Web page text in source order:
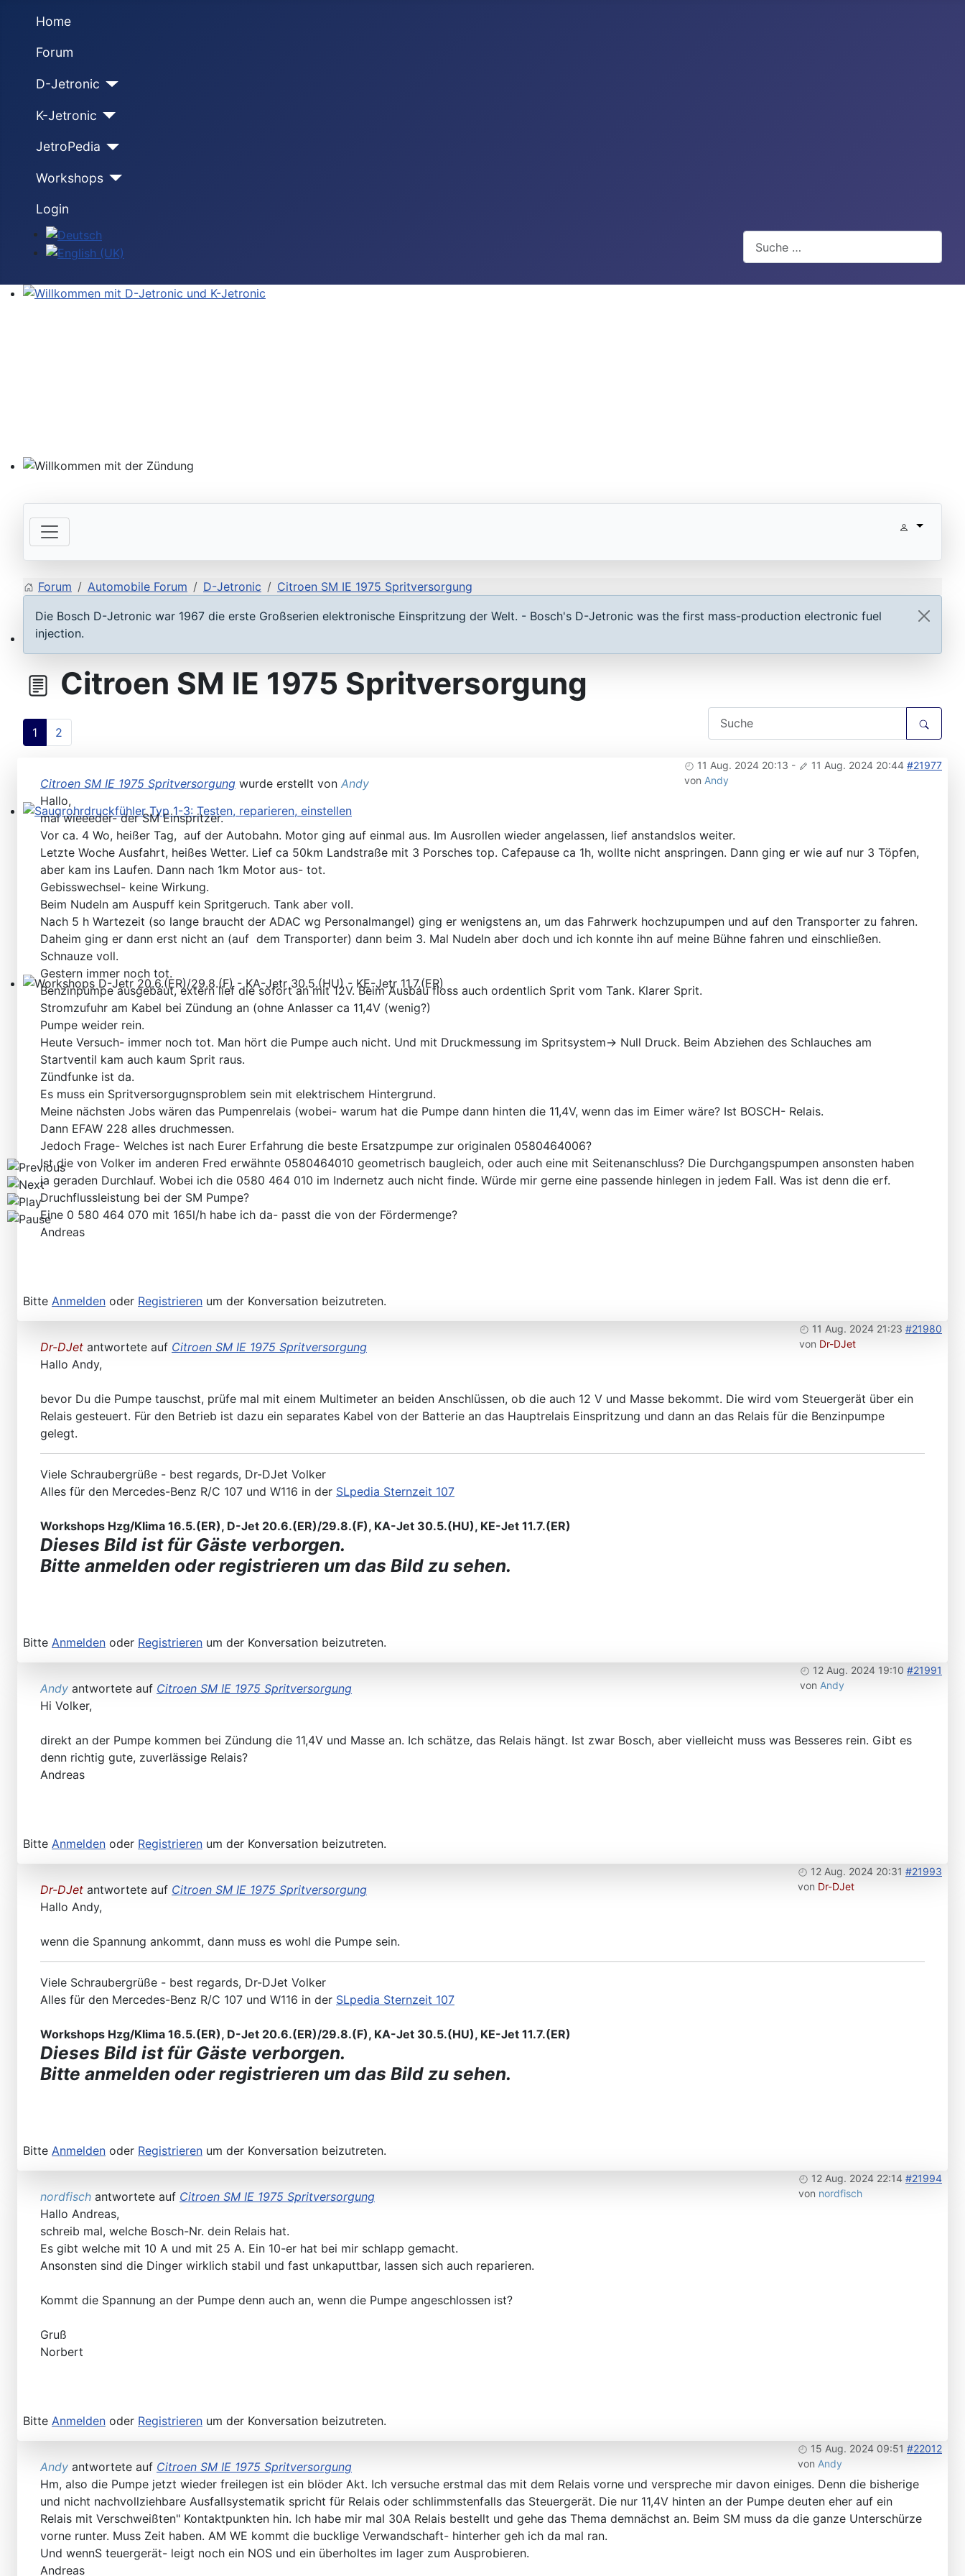
Home
Forum
D-Jetronic
K-Jetronic
JetroPedia
Workshops
Login
Sprache auswählen
Steuergeräte D-Jetronic & KE-Jetronic: Prüfen und Abgleichen
Saugrohrdruckfühler Typ 1-3: Testen, reparieren, einstellen
Workshops D-Jetr 20.6.(ER)/29.8.(F) - KA-Jetr 30.5.(HU) - KE-Jetr 11.7.(ER)
Forum Automobile Forum D-Jetronic Citroen SM IE 1975 Spritversorgung
Die Bosch D-Jetronic war 1967 die erste Großserien elektronische Einspritzung der Welt. - Bosch's D-Jetronic was the first mass-production electronic fuel
injection.
Citroen SM IE 1975 Spritversorgung
1 2
11 Aug. 2024 20:13 - 11 Aug. 2024 20:44 #21977
von Andy
Citroen SM IE 1975 Spritversorgung wurde erstellt von Andy
Hallo,
mal wieeeder- der SM Einspritzer.
Vor ca. 4 Wo, heißer Tag, auf der Autobahn. Motor ging auf einmal aus. Im Ausrollen wieder angelassen, lief anstandslos weiter.
Letzte Woche Ausfahrt, heißes Wetter. Lief ca 50km Landstraße mit 3 Porsches top. Cafepause ca 1h, wollte nicht anspringen. Dann ging er wie auf nur 3 Töpfen,
aber kam ins Laufen. Dann nach 1km Motor aus- tot.
Gebisswechsel- keine Wirkung.
Beim Nudeln am Auspuff kein Spritgeruch. Tank aber voll.
Nach 5 h Wartezeit (so lange braucht der ADAC wg Personalmangel) ging er wenigstens an, um das Fahrwerk hochzupumpen und auf den Transporter zu fahren.
Daheim ging er dann erst nicht an (auf dem Transporter) dann beim 3. Mal Nudeln aber doch und ich konnte ihn auf meine Bühne fahren und einschließen.
Schnauze voll.
Gestern immer noch tot.
Benzinpumpe ausgebaut, extern lief die sofort an mit 12V. Beim Ausbau floss auch ordentlich Sprit vom Tank. Klarer Sprit.
Stromzufuhr am Kabel bei Zündung an (ohne Anlasser ca 11,4V (wenig?)
Pumpe weider rein.
Heute Versuch- immer noch tot. Man hört die Pumpe auch nicht. Und mit Druckmessung im Spritsystem-> Null Druck. Beim Abziehen des Schlauches am
Startventil kam auch kaum Sprit raus.
Zündfunke ist da.
Es muss ein Spritversorgugnsproblem sein mit elektrischem Hintergrund.
Meine nächsten Jobs wären das Pumpenrelais (wobei- warum hat die Pumpe dann hinten die 11,4V, wenn das im Eimer wäre? Ist BOSCH- Relais.
Dann EFAW 228 alles druchmessen.
Jedoch Frage- Welches ist nach Eurer Erfahrung die beste Ersatzpumpe zur originalen 0580464006?
Ist die von Volker im anderen Fred erwähnte 0580464010 geometrisch baugleich, oder auch eine mit Seitenanschluss? Die Durchgangspumpen ansonsten haben
ja geraden Durchlauf. Wobei ich die 0580 464 010 im Indernetz auch nicht finde. Würde mir gerne eine passende hinlegen in jedem Fall. Was ist denn die erf.
Druchflussleistung bei der SM Pumpe?
Eine 0 580 464 070 mit 165l/h habe ich da- passt die von der Fördermenge?
Andreas
Bitte Anmelden oder Registrieren um der Konversation beizutreten.
11 Aug. 2024 21:23 #21980
von Dr-DJet
Dr-DJet antwortete auf Citroen SM IE 1975 Spritversorgung
Hallo Andy,
bevor Du die Pumpe tauschst, prüfe mal mit einem Multimeter an beiden Anschlüssen, ob die auch 12 V und Masse bekommt. Die wird vom Steuergerät über ein
Relais gesteuert. Für den Betrieb ist dazu ein separates Kabel von der Batterie an das Hauptrelais Einspritzung und dann an das Relais für die Benzinpumpe
gelegt.
Viele Schraubergrüße - best regards, Dr-DJet Volker
Alles für den Mercedes-Benz R/C 107 und W116 in der SLpedia Sternzeit 107
Workshops Hzg/Klima 16.5.(ER), D-Jet 20.6.(ER)/29.8.(F), KA-Jet 30.5.(HU), KE-Jet 11.7.(ER)
Dieses Bild ist für Gäste verborgen.
Bitte anmelden oder registrieren um das Bild zu sehen.
Bitte Anmelden oder Registrieren um der Konversation beizutreten.
12 Aug. 2024 19:10 #21991
von Andy
Andy antwortete auf Citroen SM IE 1975 Spritversorgung
Hi Volker,
direkt an der Pumpe kommen bei Zündung die 11,4V und Masse an. Ich schätze, das Relais hängt. Ist zwar Bosch, aber vielleicht muss was Besseres rein. Gibt es
denn richtig gute, zuverlässige Relais?
Andreas
Bitte Anmelden oder Registrieren um der Konversation beizutreten.
12 Aug. 2024 20:31 #21993
von Dr-DJet
Dr-DJet antwortete auf Citroen SM IE 1975 Spritversorgung
Hallo Andy,
wenn die Spannung ankommt, dann muss es wohl die Pumpe sein.
Viele Schraubergrüße - best regards, Dr-DJet Volker
Alles für den Mercedes-Benz R/C 107 und W116 in der SLpedia Sternzeit 107
Workshops Hzg/Klima 16.5.(ER), D-Jet 20.6.(ER)/29.8.(F), KA-Jet 30.5.(HU), KE-Jet 11.7.(ER)
Dieses Bild ist für Gäste verborgen.
Bitte anmelden oder registrieren um das Bild zu sehen.
Bitte Anmelden oder Registrieren um der Konversation beizutreten.
12 Aug. 2024 22:14 #21994
von nordfisch
nordfisch antwortete auf Citroen SM IE 1975 Spritversorgung
Hallo Andreas,
schreib mal, welche Bosch-Nr. dein Relais hat.
Es gibt welche mit 10 A und mit 25 A. Ein 10-er hat bei mir schlapp gemacht.
Ansonsten sind die Dinger wirklich stabil und fast unkaputtbar, lassen sich auch reparieren.
Kommt die Spannung an der Pumpe denn auch an, wenn die Pumpe angeschlossen ist?
Gruß
Norbert
Bitte Anmelden oder Registrieren um der Konversation beizutreten.
15 Aug. 2024 09:51 #22012
von Andy
Andy antwortete auf Citroen SM IE 1975 Spritversorgung
Hm, also die Pumpe jetzt wieder freilegen ist ein blöder Akt. Ich versuche erstmal das mit dem Relais vorne und verspreche mir davon einiges. Denn die bisherige
und nicht nachvollziehbare Ausfallsystematik spricht für Relais oder schlimmstenfalls das Steuergerät. Die nur 11,4V hinten an der Pumpe deuten eher auf ein
Relais mit Verschweißten" Kontaktpunkten hin. Ich habe mir mal 30A Relais bestellt und gehe das Thema demnächst an. Beim SM muss da die ganze Unterschürze
vorne runter. Muss Zeit haben. AM WE kommt die bucklige Verwandschaft- hinterher geh ich da mal ran.
Und wennS teuergerät- leigt noch ein NOS und ein überholtes im lager zum Ausprobieren.
Andreas